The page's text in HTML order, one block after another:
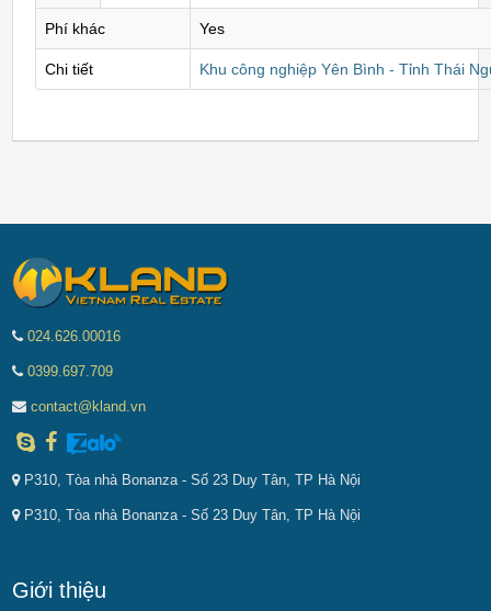
Phí khác Yes
Chi tiết Khu công nghiệp Yên Bình - Tỉnh Thái
024.626.00016
0399.697.709
contact@kland.vn
P310, Tòa nhà Bonanza - Số 23 Duy Tân, TP Hà Nội
P310, Tòa nhà Bonanza - Số 23 Duy Tân, TP Hà Nội
Giới thiệu